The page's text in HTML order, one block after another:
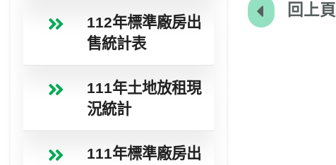
112年標準廠房出
售統計表
111年土地放租現
況統計
111年標準廠房出
回上頁